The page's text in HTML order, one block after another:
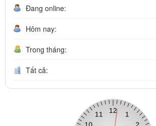
Đang online:
Hôm nay:
Trong tháng:
Tất cả: